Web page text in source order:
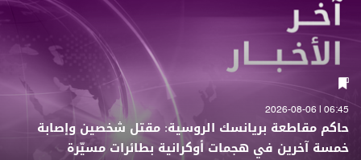
06:45 | 2026-08-06
حاكم مقاطعة بريانسك الروسية: مقتل شخصين وإصابة
خمسة آخرين في هجمات أوكرانية بطائرات مسيّرة